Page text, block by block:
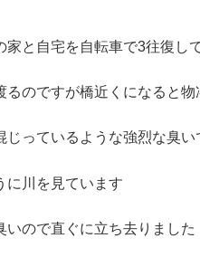
と自宅を自転車で3往復し
のですが橋近くになると
っているような強烈な臭い
に川を見ています
ので直ぐに立ち去りました